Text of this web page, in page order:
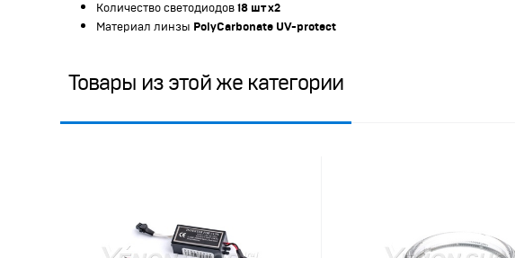
Количество светодиодов18 шт х2
Материал линзы PolyCarbonate UV-protect
Товары из этой же категории